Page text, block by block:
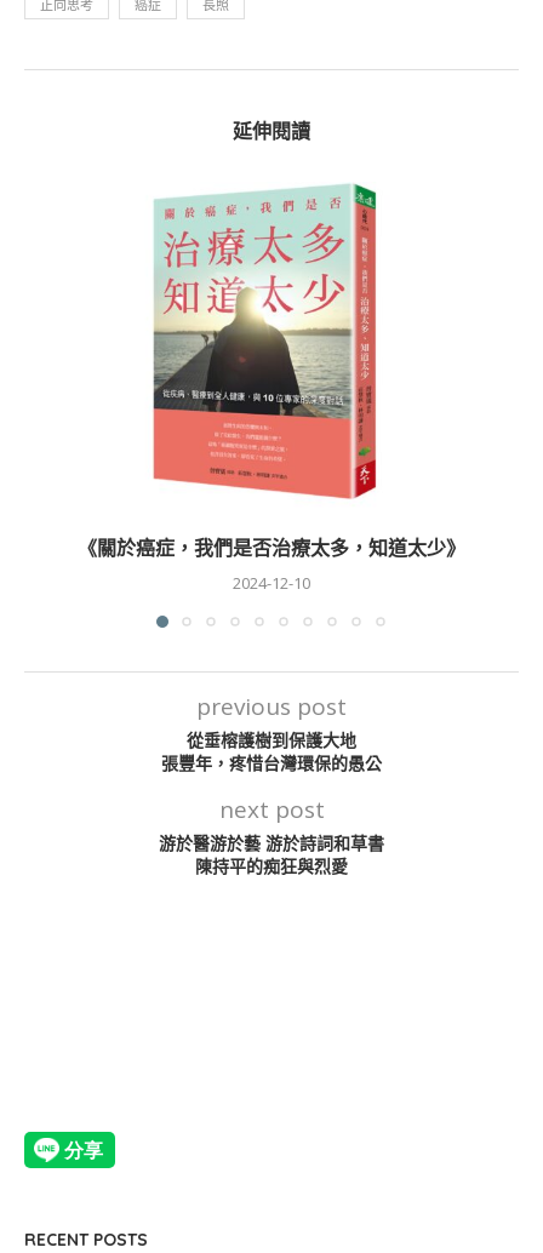
正向思考 癌症 長照
延伸閱讀
《關於癌症，我們是否治療太多，知道太少》
2024-12-10
previous post
從垂榕護樹到保護大地
張豐年，疼惜台灣環保的愚公
next post
游於醫游於藝 游於詩詞和草書
陳持平的痴狂與烈愛
RECENT POSTS